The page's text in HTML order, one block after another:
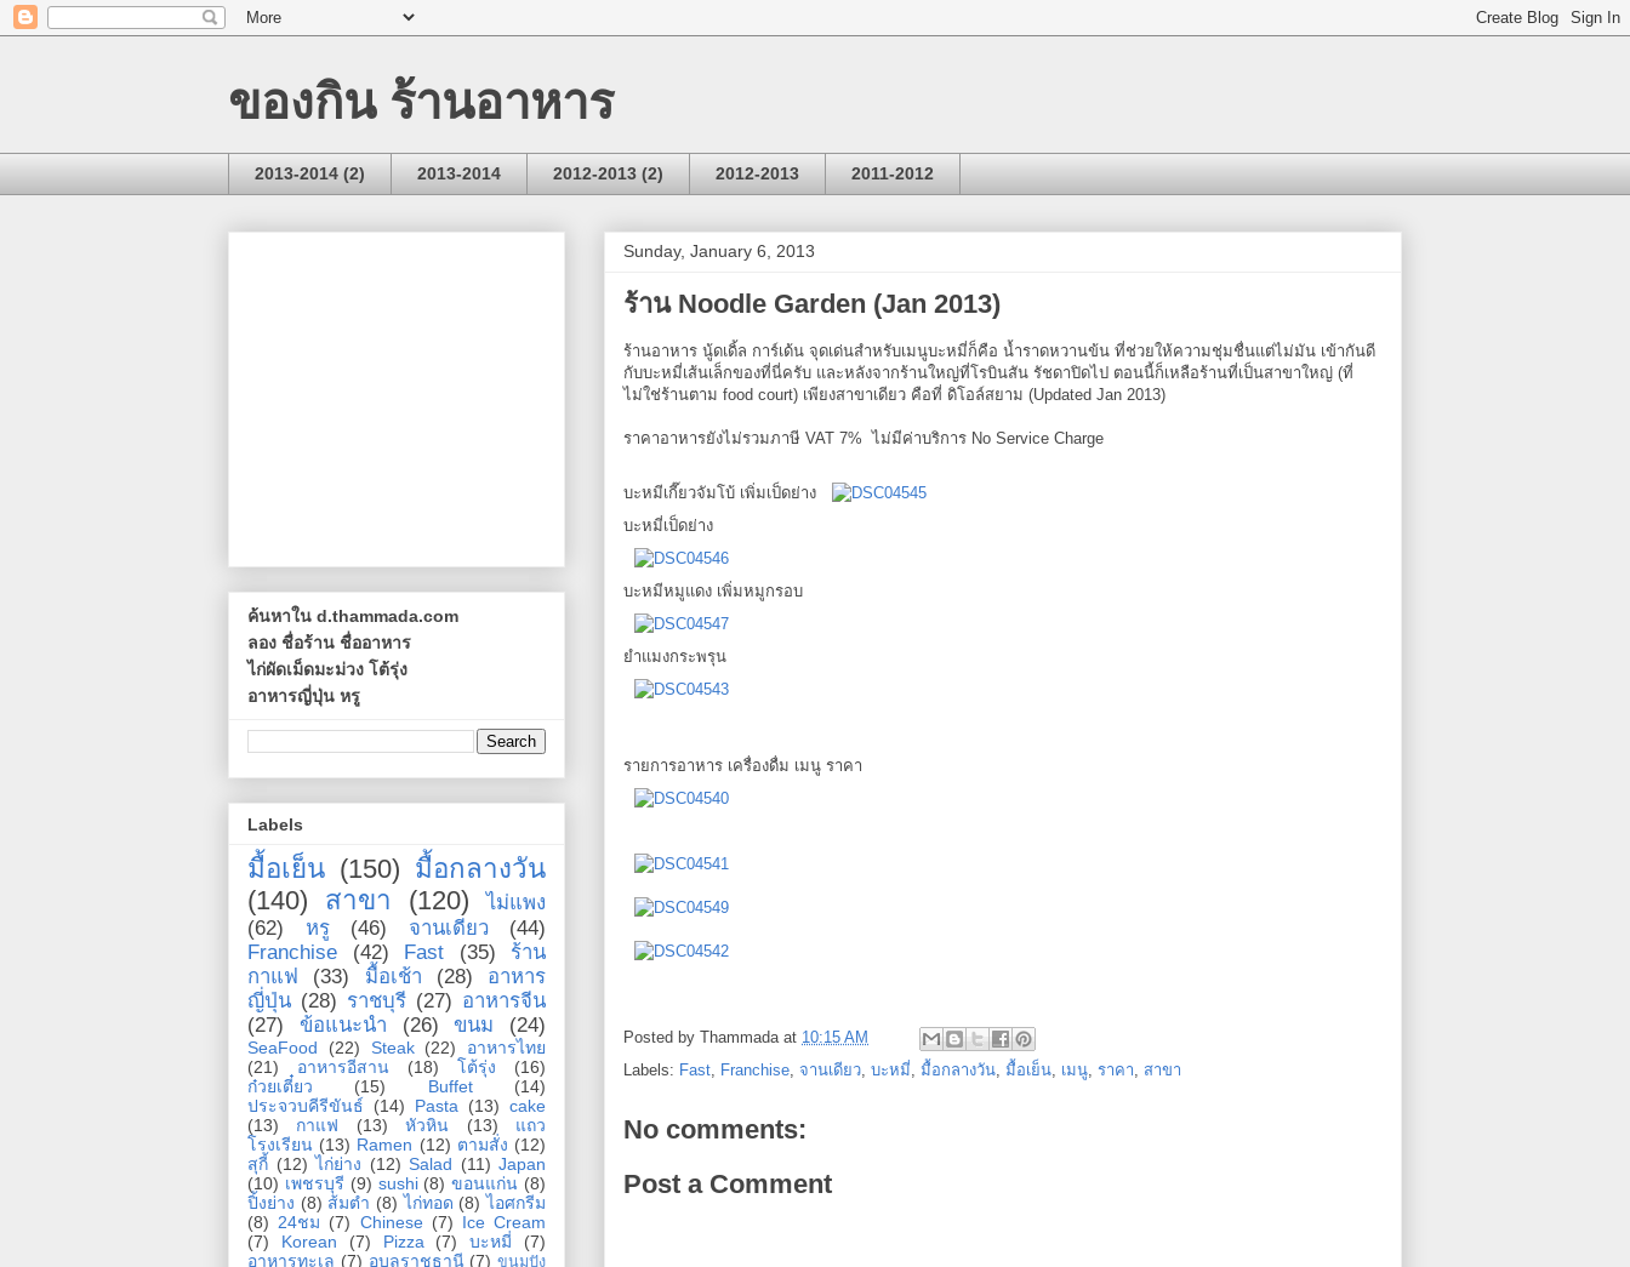
ของกิน ร้านอาหาร
2013-2014 (2) 2013-2014 2012-2013 (2) 2012-2013 2011-2012
Sunday, January 6, 2013
ร้าน Noodle Garden (Jan 2013)
ร้านอาหาร นู้ดเดิ้ล การ์เด้น จุดเด่นสำหรับเมนูบะหมี่ก็คือ น้ำราดหวานข้น ที่ช่วยให้ความชุ่มชื่นแต่ไม่มัน เข้ากันดี
กับบะหมี่เส้นเล็กของที่นี่ครับ และหลังจากร้านใหญ่ที่โรบินสัน รัชดาปิดไป ตอนนี้ก็เหลือร้านที่เป็นสาขาใหญ่ (ที่
ไม่ใช่ร้านตาม food court) เพียงสาขาเดียว คือที่ ดิโอล์สยาม (Updated Jan 2013)
ราคาอาหารยังไม่รวมภาษี VAT 7% ไม่มีค่าบริการ No Service Charge
บะหมีเกี๊ยวจัมโบ้ เพิ่มเป็ดย่าง
บะหมี่เป็ดย่าง
บะหมีหมูแดง เพิ่มหมูกรอบ
ยำแมงกระพรุน
รายการอาหาร เครื่องดื่ม เมนู ราคา
Posted by Thammada at 10:15 AM
Labels: Fast Franchise จานเดียว บะหมี่ มื้อกลางวัน มื้อเย็น เมนู ราคา สาขา
No comments:
Post a Comment
ค้นหาใน d.thammada.com
ลอง ชื่อร้าน ชื่ออาหาร
ไก่ผัดเม็ดมะม่วง โต้รุ่ง
อาหารญี่ปุ่น หรู
Labels
มื้อเย็น (150) มื้อกลางวัน
(140)
สาขา (120)
ไม่แพง
(62)
หรู (46) จานเดียว
(44)
Franchise
(42) Fast (35)
ร้าน
กาแฟ
(33) มื้อเช้า (28)
อาหาร
ญี่ปุ่น (28) ราชบุรี (27) อาหารจีน
(27)
ข้อแนะนำ (26) ขนม (24)
SeaFood (22) Steak (22)
อาหารไทย
(21)
อาหารอีสาน (18) โต้รุ่ง
(16)
ก๋วยเตี๋ยว
(15) Buffet
(14)
ประจวบคีรีขันธ์
(14) Pasta (13) cake
(13)
กาแฟ (13) หัวหิน (13)
แถว
โรงเรียน (13) Ramen (12) ตามสั่ง (12)
สุกี้ (12) ไก่ย่าง (12) Salad (11) Japan
(10) เพชรบุรี (9) sushi (8) ขอนแก่น (8)
ปิ้งย่าง (8) ส้มตำ (8) ไก่ทอด (8) ไอศกรีม
(8) 24ชม (7) Chinese (7) Ice Cream
(7)
Korean (7) Pizza (7) บะหมี่
(7)
อาหารทะเล (7) อุบลราชธานี (7) ขนมปัง